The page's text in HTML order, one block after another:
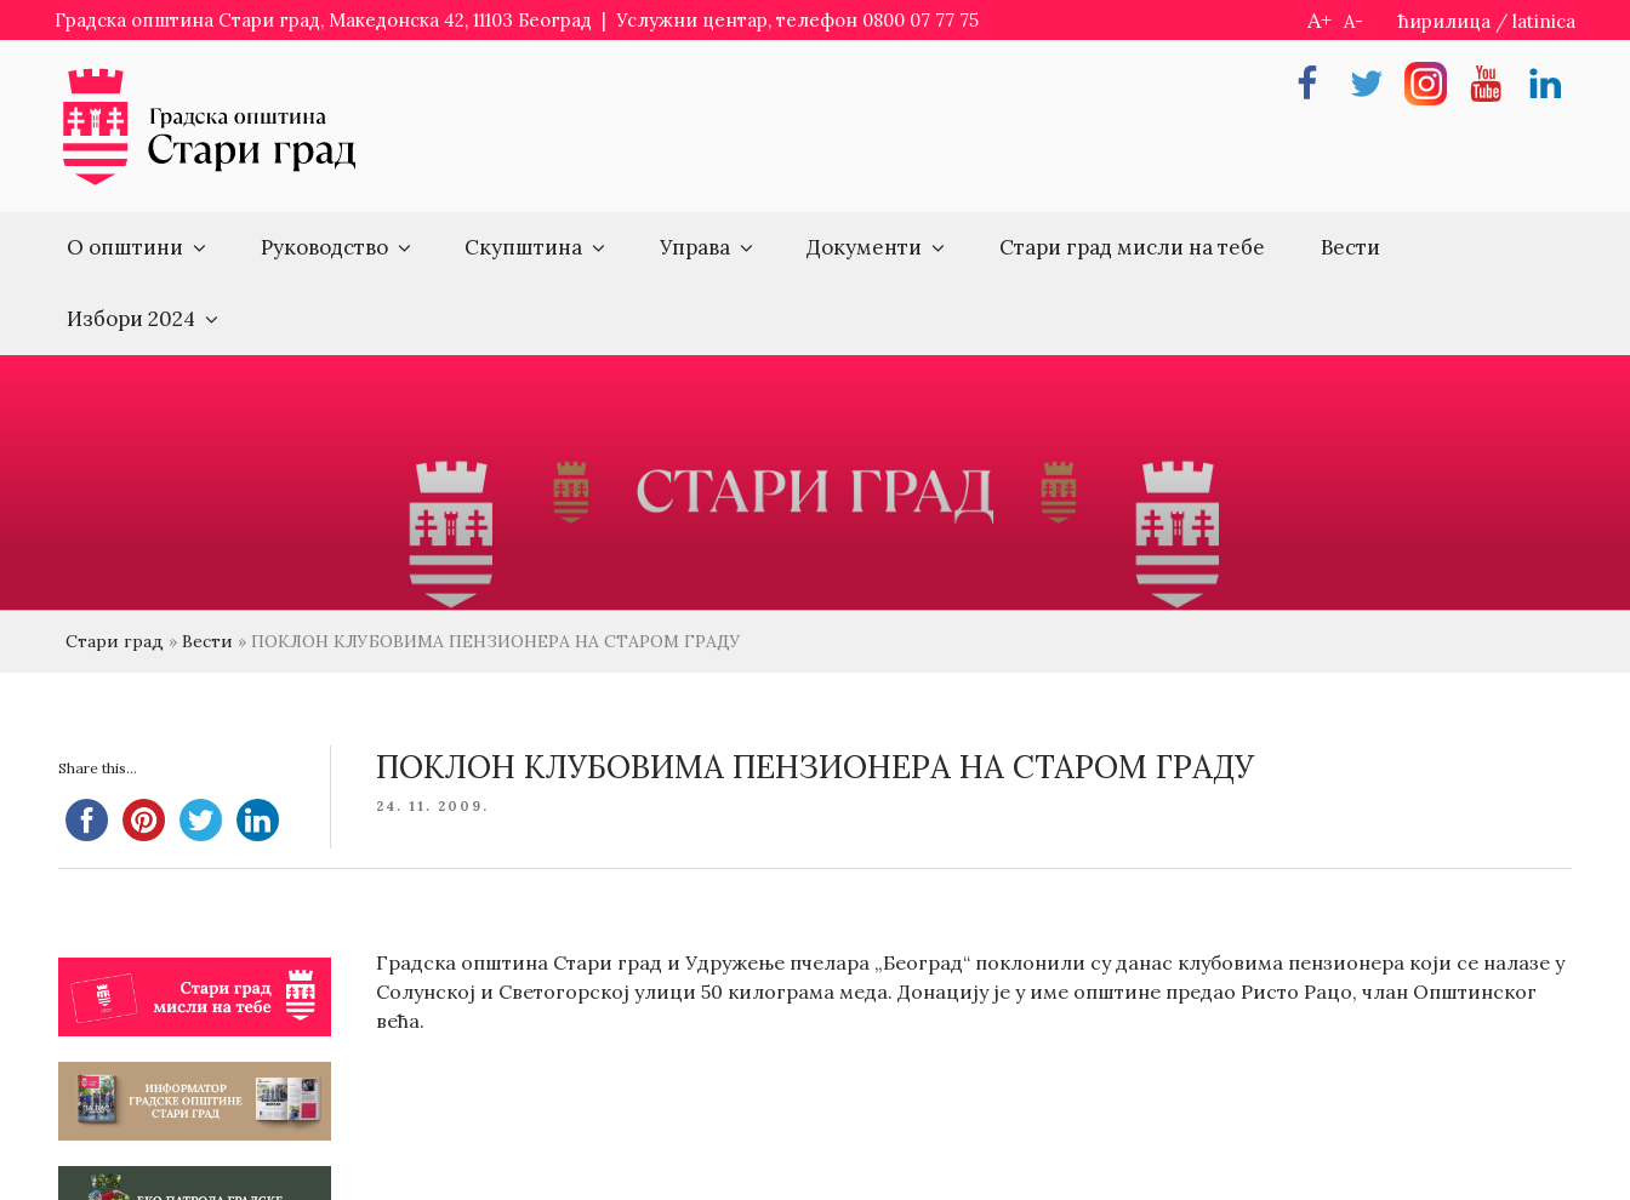
to
content
Градска општина Стари град, Македонска 42, 11103 Београд | Услужни центар, телефон 0800 07 77 75 A+ A- ћирилица / latinica
FacebookTwitterInstragramYoutubeLinkedin
О општини Руководство Скупштина Управа Документи Стари град мисли на тебе Вести
Избори 2024
Стари град » Вести » ПОКЛОН КЛУБОВИМА ПЕНЗИОНЕРА НА СТАРОМ ГРАДУ
Share this... ПОКЛОН КЛУБОВИМА ПЕНЗИОНЕРА НА СТАРОМ ГРАДУ
POSTED
24. 11. 2009.
Градска општина Стари град и Удружење пчелара „Београд“ поклонили су данас клубовима пензионера који се налазе у
Солунској и Светогорској улици 50 килограма меда. Донацију је у име општине предао Ристо Рацо, члан Општинског
већа.